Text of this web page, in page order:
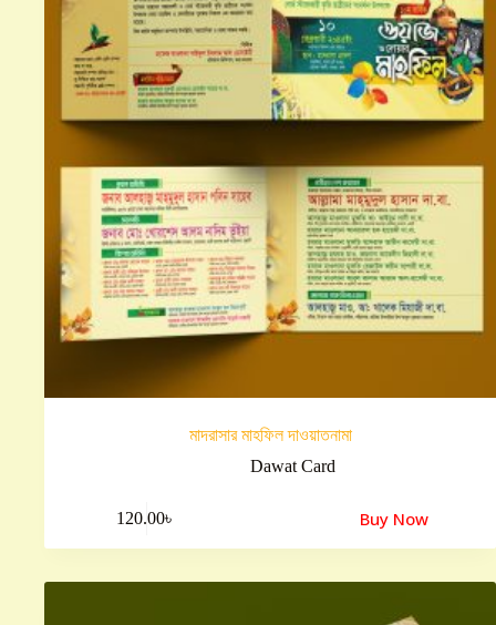
মাদরাসার মাহফিল দাওয়াতনামা
Dawat Card
120.00৳ Buy Now